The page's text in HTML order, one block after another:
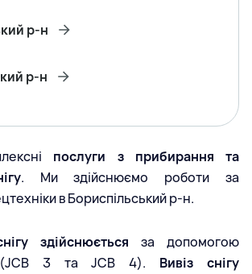
послуги з прибирання та
. Ми здійснюємо роботи за
в Бориспільський р-н.
здійснюється за допомогою
3 та JCB 4). Вивіз снігу
р-н
р-н